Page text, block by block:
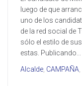
luego de que
uno de los
de la red social de
sólo el estilo de
estas. Publicando...
Alcalde CAMPAÑA